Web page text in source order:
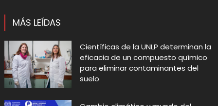
MÁS LEÍDAS
Científicas de la UNLP determinan la
eficacia de un compuesto químico
para eliminar contaminantes del
suelo